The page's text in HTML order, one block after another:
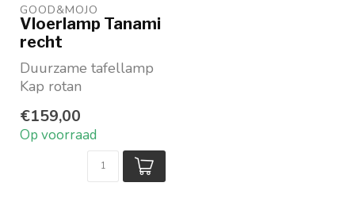
GOOD&MOJO
Vloerlamp Tanami
recht
Duurzame tafellamp
Kap rotan
bamboe
€159,00
Op voorraad